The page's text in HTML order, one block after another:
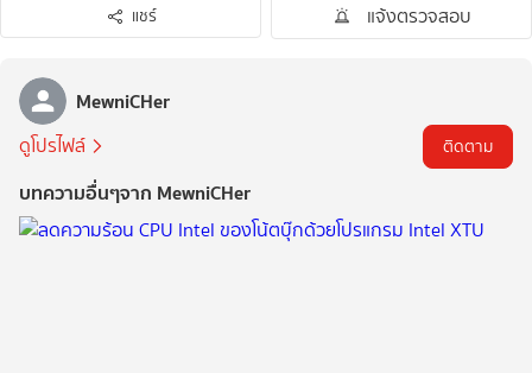
แชร์ แจ้งตรวจสอบ
MewniCHer
ดูโปรไฟล์ ติดตาม
บทความอื่นๆจาก MewniCHer